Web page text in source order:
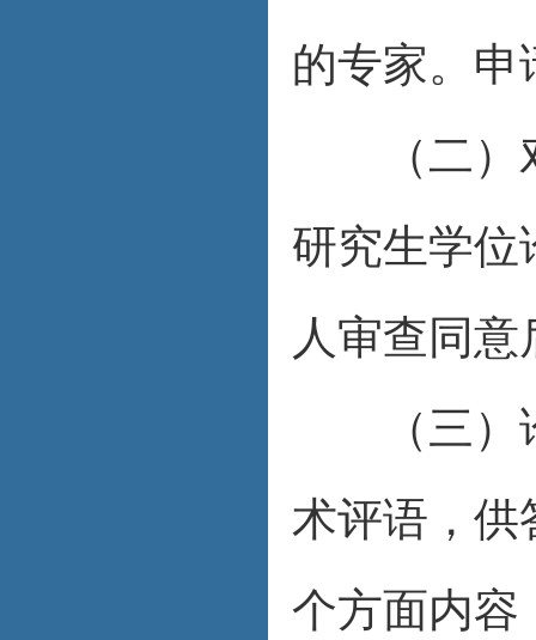
的专家。申
（二）对
研究生学位
人审查同
（三）论
术评语，供
个方面内容